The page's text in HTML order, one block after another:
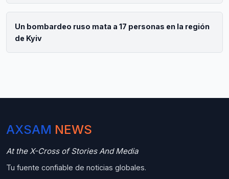
Un bombardeo ruso mata a 17 personas en la región
de Kyiv
AXSAM NEWS
At the X-Cross of Stories And Media
Tu fuente confiable de noticias globales.